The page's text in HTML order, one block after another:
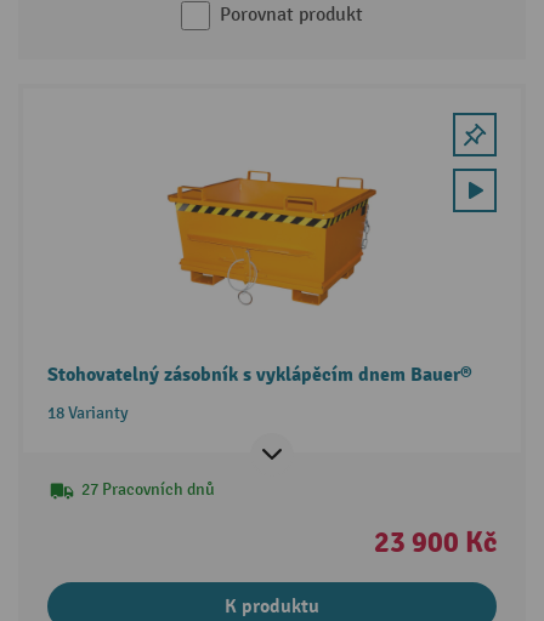
Porovnat produkt
Stohovatelný zásobník s vyklápěcím dnem Bauer®
18 Varianty
27 Pracovních dnů
23 900 Kč
K produktu